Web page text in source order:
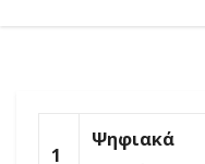
1
Ψηφιακά